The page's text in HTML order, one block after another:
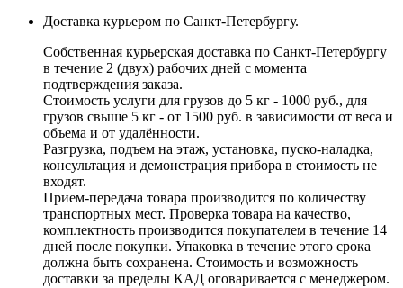
Доставка курьером по Санкт-Петербургу.
Собственная курьерская доставка по Санкт-Петербургу
в течение 2 (двух) рабочих дней с момента
подтверждения заказа.
Стоимость услуги для грузов до 5 кг - 1000 руб., для
грузов свыше 5 кг - от 1500 руб. в зависимости от веса и
объема и от удалённости.
Разгрузка, подъем на этаж, установка, пуско-наладка,
консультация и демонстрация прибора в стоимость не
входят.
Прием-передача товара производится по количеству
транспортных мест. Проверка товара на качество,
комплектность производится покупателем в течение 14
дней после покупки. Упаковка в течение этого срока
должна быть сохранена. Стоимость и возможность
доставки за пределы КАД оговаривается с менеджером.